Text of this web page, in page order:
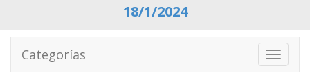
18/1/2024
Toggle
Categorías